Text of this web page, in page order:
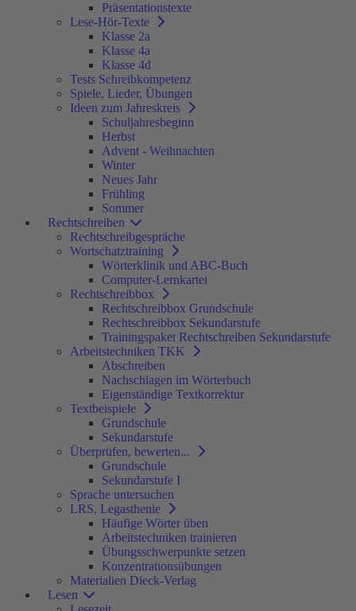
Präsentationstexte
Lese-Hör-Texte
Klasse 2a
Klasse 4a
Klasse 4d
Tests Schreibkompetenz
Spiele, Lieder, Übungen
Ideen zum Jahreskreis
Schuljahresbeginn
Herbst
Advent - Weihnachten
Winter
Neues Jahr
Frühling
Sommer
Rechtschreiben
Rechtschreibgespräche
Wortschatztraining
Wörterklinik und ABC-Buch
Computer-Lernkartei
Rechtschreibbox
Rechtschreibbox Grundschule
Rechtschreibbox Sekundarstufe
Trainingspaket Rechtschreiben Sekundarstufe
Arbeitstechniken TKK
Abschreiben
Nachschlagen im Wörterbuch
Eigenständige Textkorrektur
Textbeispiele
Grundschule
Sekundarstufe
Überprüfen, bewerten...
Grundschule
Sekundarstufe I
Sprache untersuchen
LRS, Legasthenie
Häufige Wörter üben
Arbeitstechniken trainieren
Übungsschwerpunkte setzen
Konzentrationsübungen
Materialien Dieck-Verlag
Lesen